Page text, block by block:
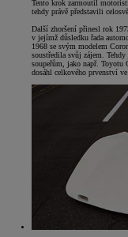
Tento krok zarmoutil
tehdy právě představili
Další zhoršení přinesl rok
v jejímž důsledku řada
1968 se svým modelem
soustředila svůj zájem.
soupeřům, jako např. Toyotu
dosáhl celkového prvenství